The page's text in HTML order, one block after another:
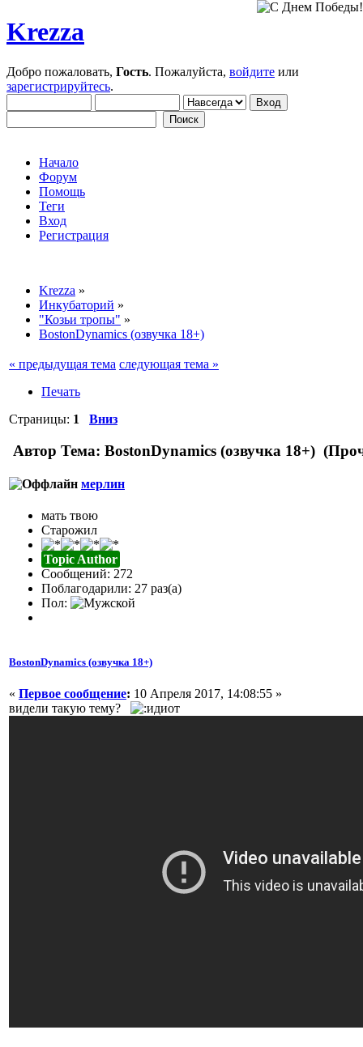
Krezza
Добро пожаловать, Гость. Пожалуйста, войдите или
зарегистрируйтесь.
Начало
Форум
Помощь
Теги
Вход
Регистрация
Krezza »
Инкубаторий »
"Козьи тропы" »
BostonDynamics (озвучка 18+)
« предыдущая тема следующая тема »
Печать
Страницы: 1 Вниз
Автор Тема: BostonDynamics (озвучка 18+)
мерлин
мать твою
Старожил
Topic Author
Сообщений: 272
Поблагодарили: 27 раз(а)
Пол:
BostonDynamics (озвучка 18+)
« Первое сообщение: 10 Апреля 2017, 14:08:55 »
видели такую тему?